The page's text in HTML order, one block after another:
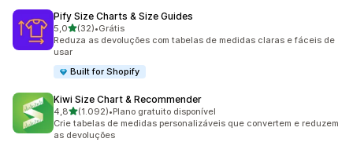
Pify Size Charts & Size Guides
5,0de 5 estrelas
(32)
32 avaliações ao todo
•Grátis
Reduza as devoluções com tabelas de medidas claras e fáceis de
usar
Built for Shopify
Kiwi Size Chart & Recommender
4,8de 5 estrelas
(1.092)
1092 avaliações ao todo
•Plano gratuito disponível
Crie tabelas de medidas personalizáveis que convertem e reduzem
as devoluções